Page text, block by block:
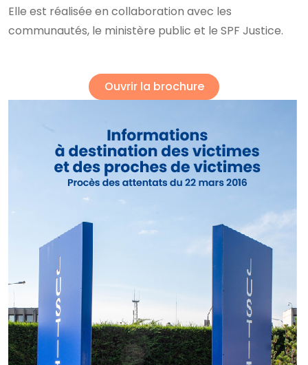
Elle est réalisée en collaboration avec les
communautés, le ministère public et le SPF Justice.
Ouvrir la brochure